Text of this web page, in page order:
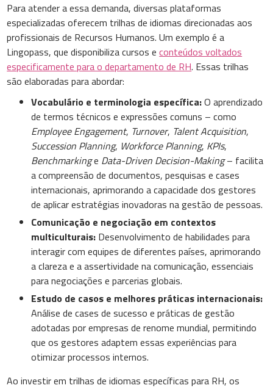
Para atender a essa demanda, diversas plataformas
especializadas oferecem trilhas de idiomas direcionadas aos
profissionais de Recursos Humanos. Um exemplo é a
Lingopass, que disponibiliza cursos econteúdos voltados
especificamente para o departamento de RH. Essas trilhas
são elaboradas para abordar:
Vocabulário e terminologia específica:O aprendizado
de termos técnicos e expressões comuns – como
Employee Engagement, Turnover, Talent Acquisition,
Succession Planning, Workforce Planning, KPIs,
Benchmarkinge Data-Driven Decision-Making– facilita
a compreensão de documentos, pesquisas e cases
internacionais, aprimorando a capacidade dos gestores
de aplicar estratégias inovadoras na gestão de pessoas.
Comunicação e negociação em contextos
multiculturais: Desenvolvimento de habilidades para
interagir com equipes de diferentes países, aprimorando
a clareza e a assertividade na comunicação, essenciais
para negociações e parcerias globais.
Estudo de casos e melhores práticas internacionais:
Análise de cases de sucesso e práticas de gestão
adotadas por empresas de renome mundial, permitindo
que os gestores adaptem essas experiências para
otimizar processos internos.
Ao investir em trilhas de idiomas específicas para RH, os